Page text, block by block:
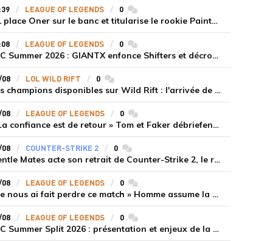
LEAGUE OF LEGENDS 0commentaires
T1 place Oner sur le banc et titularise le rookie Painter face à Hanwha Life Esports
LEAGUE OF LEGENDS 0commentaires
LEC Summer 2026 : GIANTX enfonce Shifters et décroche sa première victoire
08 LOL WILD RIFT 0commentaires
Les champions disponibles sur Wild Rift : l'arrivée de Cho'Gath
08 LEAGUE OF LEGENDS 0commentaires
« La confiance est de retour » Tom et Faker débriefent la victoire convaincante de T1 face à Dplus KIA
08 COUNTER-STRIKE 2 0commentaires
Gentle Mates acte son retrait de Counter-Strike 2, le roster ibérique libéré
08 LEAGUE OF LEGENDS 0commentaires
« Je nous ai fait perdre ce match » Homme assume la responsabilité de la défaite de HLE face à Gen.G
08 LEAGUE OF LEGENDS 0commentaires
LEC Summer Split 2026 : présentation et enjeux de la troisième semaine de compétition